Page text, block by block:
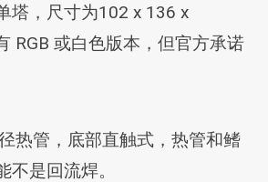
塔，尺寸为102 x 136 x
RGB 或白色版本，但官方承诺
热管，底部直触式，热管和鳍
不是回流焊。